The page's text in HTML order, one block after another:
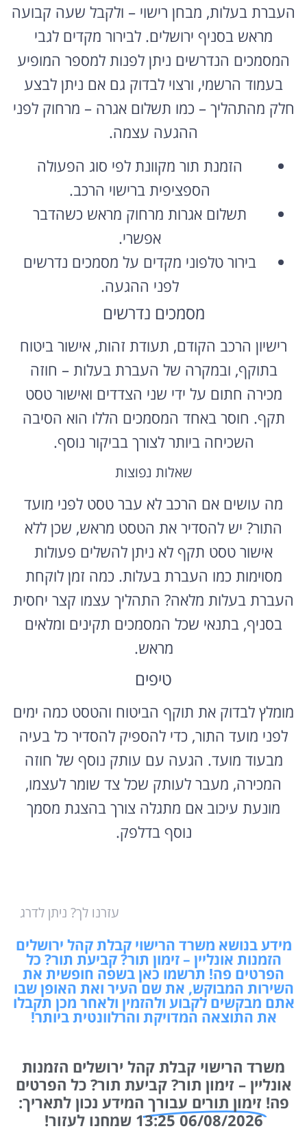
העברת בעלות, מבחן רישוי – ולקבל שעה קבועה
מראש בסניף ירושלים. לבירור מקדים לגבי
המסמכים הנדרשים ניתן לפנות למספר המופיע
בעמוד הרשמי, ורצוי לבדוק גם אם ניתן לבצע
חלק מהתהליך – כמו תשלום אגרה – מרחוק לפני
ההגעה עצמה.
הזמנת תור מקוונת לפי סוג הפעולה
הספציפית ברישוי הרכב.
תשלום אגרות מרחוק מראש כשהדבר
אפשרי.
בירור טלפוני מקדים על מסמכים נדרשים
לפני ההגעה.
מסמכים נדרשים
רישיון הרכב הקודם, תעודת זהות, אישור ביטוח
בתוקף, ובמקרה של העברת בעלות – חוזה
מכירה חתום על ידי שני הצדדים ואישור טסט
תקף. חוסר באחד המסמכים הללו הוא הסיבה
השכיחה ביותר לצורך בביקור נוסף.
שאלות נפוצות
מה עושים אם הרכב לא עבר טסט לפני מועד
התור? יש להסדיר את הטסט מראש, שכן ללא
אישור טסט תקף לא ניתן להשלים פעולות
מסוימות כמו העברת בעלות. כמה זמן לוקחת
העברת בעלות מלאה? התהליך עצמו קצר יחסית
בסניף, בתנאי שכל המסמכים תקינים ומלאים
מראש.
טיפים
מומלץ לבדוק את תוקף הביטוח והטסט כמה ימים
לפני מועד התור, כדי להספיק להסדיר כל בעיה
מבעוד מועד. הגעה עם עותק נוסף של חוזה
המכירה, מעבר לעותק שכל צד שומר לעצמו,
מונעת עיכוב אם מתגלה צורך בהצגת מסמך
נוסף בדלפק.
עזרנו לך? ניתן לדרג
מידע בנושא משרד הרישוי קבלת קהל ירושלים
הזמנות אונליין – זימון תור? קביעת תור? כל
הפרטים פה! תרשמו כאן בשפה חופשית את
השירות המבוקש, את שם העיר ואת האופן שבו
אתם מבקשים לקבוע ולהזמין ולאחר מכן תקבלו
את התוצאה המדויקת והרלוונטית ביותר!
משרד הרישוי קבלת קהל ירושלים הזמנות
אונליין – זימון תור? קביעת תור? כל הפרטים
פה! זימון תורים עבורך המידע נכון לתאריך:
06/08/2026 13:25 שמחנו לעזור!